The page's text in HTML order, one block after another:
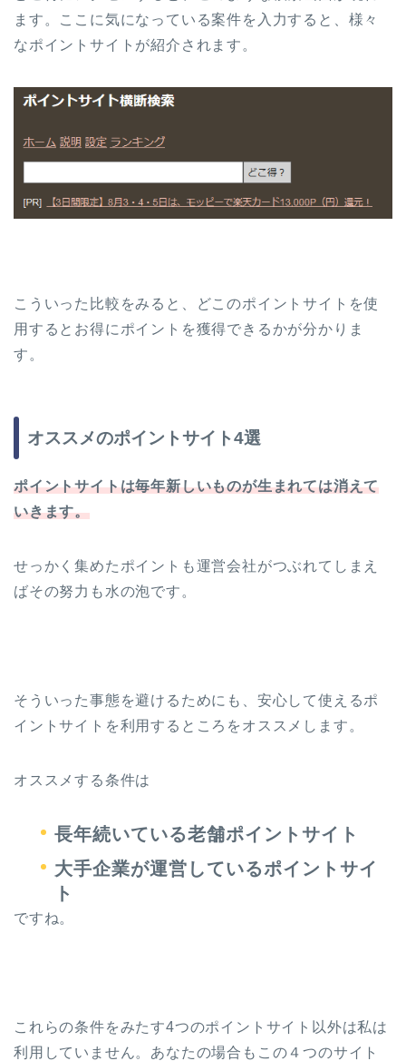
ます。ここに気になっている案件を入力すると、様々
なポイントサイトが紹介されます。
こういった比較をみると、どこのポイントサイトを使
用するとお得にポイントを獲得できるかが分かりま
す。
オススメのポイントサイト4選
ポイントサイトは毎年新しいものが生まれては消えて
いきます。
せっかく集めたポイントも運営会社がつぶれてしまえ
ばその努力も水の泡です。
そういった事態を避けるためにも、安心して使えるポ
イントサイトを利用するところをオススメします。
オススメする条件は
長年続いている老舗ポイントサイト
大手企業が運営しているポイントサイ
ト
ですね。
これらの条件をみたす4つのポイントサイト以外は私は
利用していません。あなたの場合もこの４つのサイト